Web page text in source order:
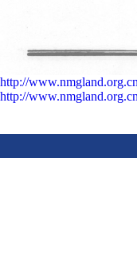
http://
http://